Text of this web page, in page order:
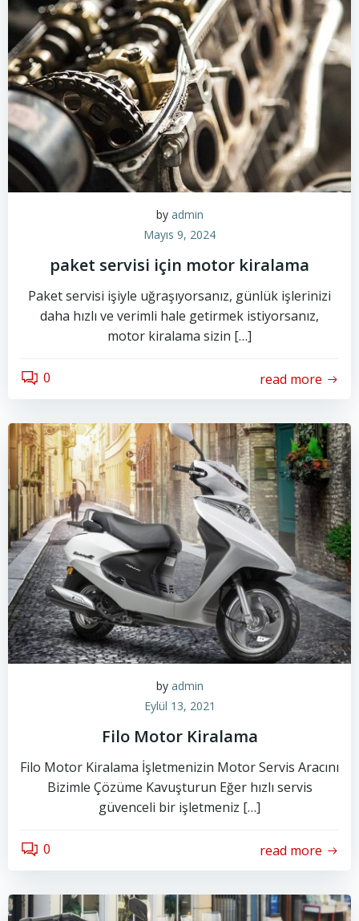
by admin
Mayıs 9, 2024
paket servisi için motor kiralama
Paket servisi işiyle uğraşıyorsanız, günlük işlerinizi
daha hızlı ve verimli hale getirmek istiyorsanız,
motor kiralama sizin […]
0 read more
by admin
Eylül 13, 2021
Filo Motor Kiralama
Filo Motor Kiralama İşletmenizin Motor Servis Aracını
Bizimle Çözüme Kavuşturun Eğer hızlı servis
güvenceli bir işletmeniz […]
0 read more